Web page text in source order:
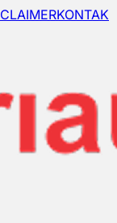
KONTAK